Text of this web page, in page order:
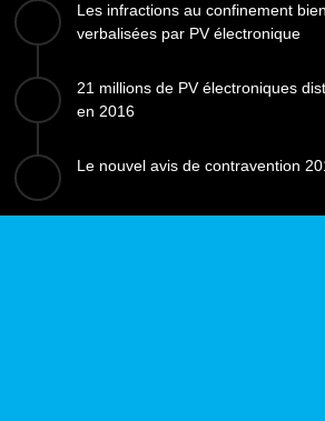
Les infractions au confinement
verbalisées par PV électronique
21 millions de PV électroniques
en 2016
Le nouvel avis de contravention